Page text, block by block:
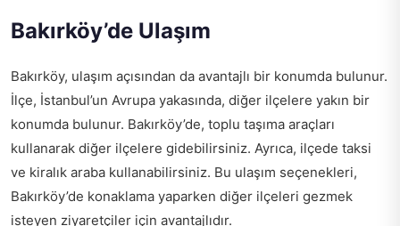
Bakırköy’de Ulaşım
Bakırköy, ulaşım açısından da avantajlı bir konumda bulunur.
İlçe, İstanbul’un Avrupa yakasında, diğer ilçelere yakın bir
konumda bulunur. Bakırköy’de, toplu taşıma araçları
kullanarak diğer ilçelere gidebilirsiniz. Ayrıca, ilçede taksi
ve kiralık araba kullanabilirsiniz. Bu ulaşım seçenekleri,
Bakırköy’de konaklama yaparken diğer ilçeleri gezmek
isteyen ziyaretçiler için avantajlıdır.